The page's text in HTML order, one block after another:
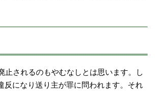
止されるのもやむなしとは思います。し
になり送り主が罪に問われます。それ